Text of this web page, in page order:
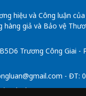
hiệu và Công luận
hàng giả và Bảo vệ
Trương Công Giai -
- ĐT:
Thuận